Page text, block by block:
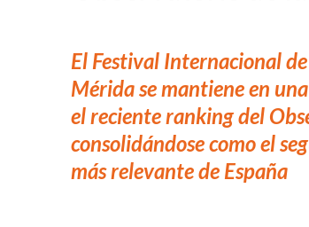
El Festival Internacional
Mérida se mantiene en
el reciente ranking del
consolidándose como el
más relevante de España